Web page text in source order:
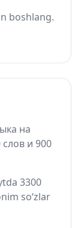
boshlang.
на
и 900
3300
so‘zlar